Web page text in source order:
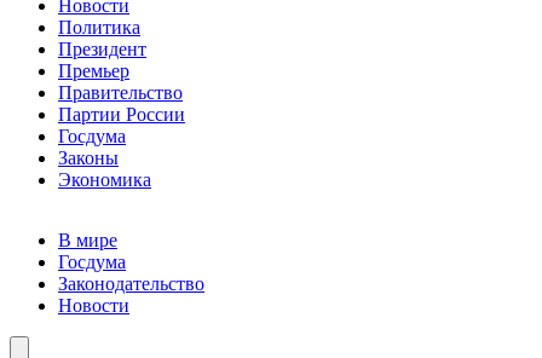
Новости
Политика
Президент
Премьер
Правительство
Партии России
Госдума
Законы
Экономика
В мире
Госдума
Законодательство
Новости